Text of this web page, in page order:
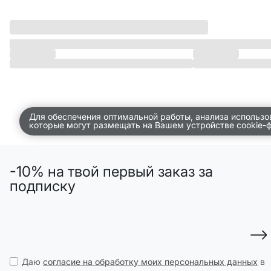
ПО КОМНАТАМ
ВСЕЛЕННАЯ ВИГГЕ
РАСПРОДАЖА ДО -50%
ПОДАРОЧНЫЕ СЕРТИФИКАТЫ
магазины
доставка
Для обеспечения оптимальной работы, анализа
которые могут размещать на Вашем устройстве cookie-
-10% на твой первый заказ за
подписку
Даю согласие на обработку моих персональных данных в